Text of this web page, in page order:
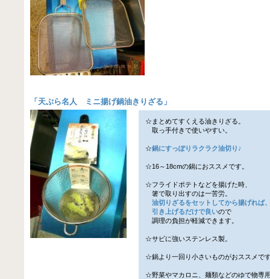
「 天ぷら名人 ミニ揚げ鍋油きりざる 」
☆まとめてすくえる油きりざる。
取っ手付きで使いやすい。
☆鍋にすっぽりラクラク油切り♪
☆16～18cmの鍋におススメです。
☆フライドポテトなどを揚げた時、
箸で取り出すのは一苦労。
油切りざるをセットしてから揚げれば
引き上げるだけで良いので
調理の負担が軽減できます。
☆サビに強いステンレス製。
☆鍋より一回り小さいものがおススメで
☆野菜やマカロニ、麺類などのゆで物専